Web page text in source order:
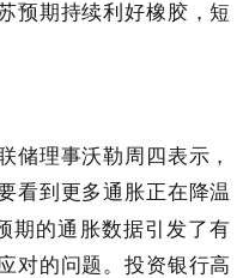
预期持续利好橡胶，短
储理事沃勒周四表示，
看到更多通胀正在降温
期的通胀数据引发了有
对的问题。投资银行高